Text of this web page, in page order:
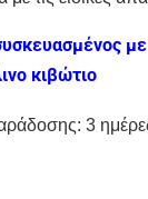
κιβώτιο
3